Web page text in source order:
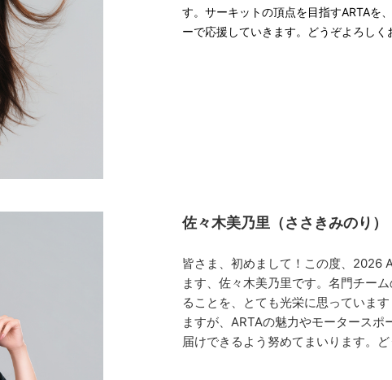
す。サーキットの頂点を目指すARTAを
ーで応援していきます。どうぞよろしく
佐々木美乃里（ささきみのり）
皆さま、初めまして！この度、2026
ます、佐々木美乃里です。名門チー
ることを、とても光栄に思っていま
ますが、ARTAの魅力やモータース
届けできるよう努めてまいります。